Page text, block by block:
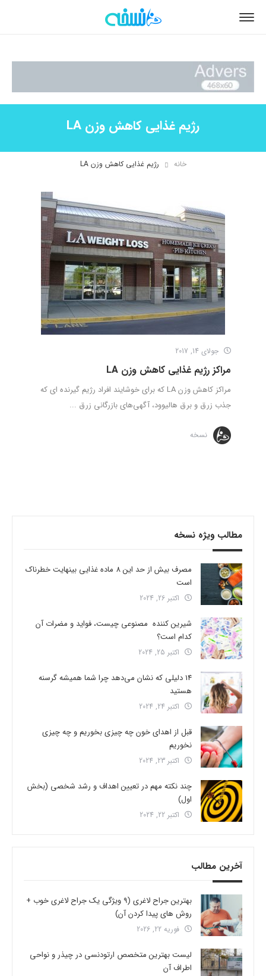
رژیم غذایی کاهش وزن LA
خانه رژیم غذایی کاهش وزن LA
جولای 14, 2017
مراکز رژیم غذایی کاهش وزن LA
مراکز کاهش وزن LA که برای خوشایند افراد رژیم گیرنده‌ ای که
جذب زرق‌ و برق هالیوود، آگهی‌های بازرگانی زرق‌ ...
نسخه
مطالب ویژه نسخه
مصرف بیش از حد این 8 ماده غذایی بینهایت خطرناک
است
اکتبر 26, 2024
شیرین کننده مصنوعی چیست، فواید و مضرات آن
کدام است؟
اکتبر 25, 2024
14 دلیلی که نشان می‌دهد چرا شما همیشه گرسنه
هستید
اکتبر 24, 2024
قبل از اهدای خون چه چیزی بخوریم و چه چیزی
نخوریم
اکتبر 23, 2024
چند نکته مهم در تعیین اهداف و رشد شخصی (بخش
اول)
اکتبر 22, 2024
آخرین مطالب
بهترین جراح لاغری (9 ویژگی یک جراح لاغری خوب +
روش های پیدا کردن آن)
فوریه 22, 2026
لیست بهترین متخصص ارتودنسی در چیذر و نواحی
اطراف آن